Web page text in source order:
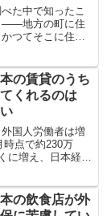
い父親が多い
毒され過ぎじ
た中で知ったこ
――地方の町に住
つてそこに住ん
絶望感を和らげる
店...
の賃貸のうち
くれるのは
国人労働者は増
時点で約230万
に増え、日本経済
状だ。 仲介大手
の飲食店が外